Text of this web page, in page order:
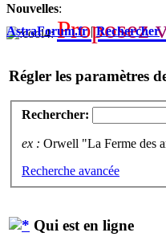
Nouvelles:
Proposez
AstraForum.fr|Rechercher
Régler les paramètres
Rechercher:
ex : Orwell "La Ferme des
Recherche avancée
Qui est en ligne